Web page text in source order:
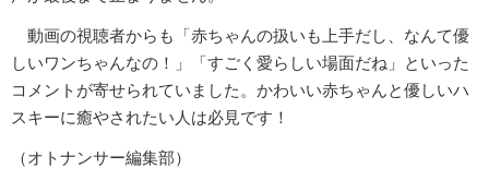
動画の視聴者からも「赤ちゃんの扱いも上手だし、なんて優
しいワンちゃんなの！」「すごく愛らしい場面だね」といった
コメントが寄せられていました。かわいい赤ちゃんと優しいハ
スキーに癒やされたい人は必見です！
（オトナンサー編集部）